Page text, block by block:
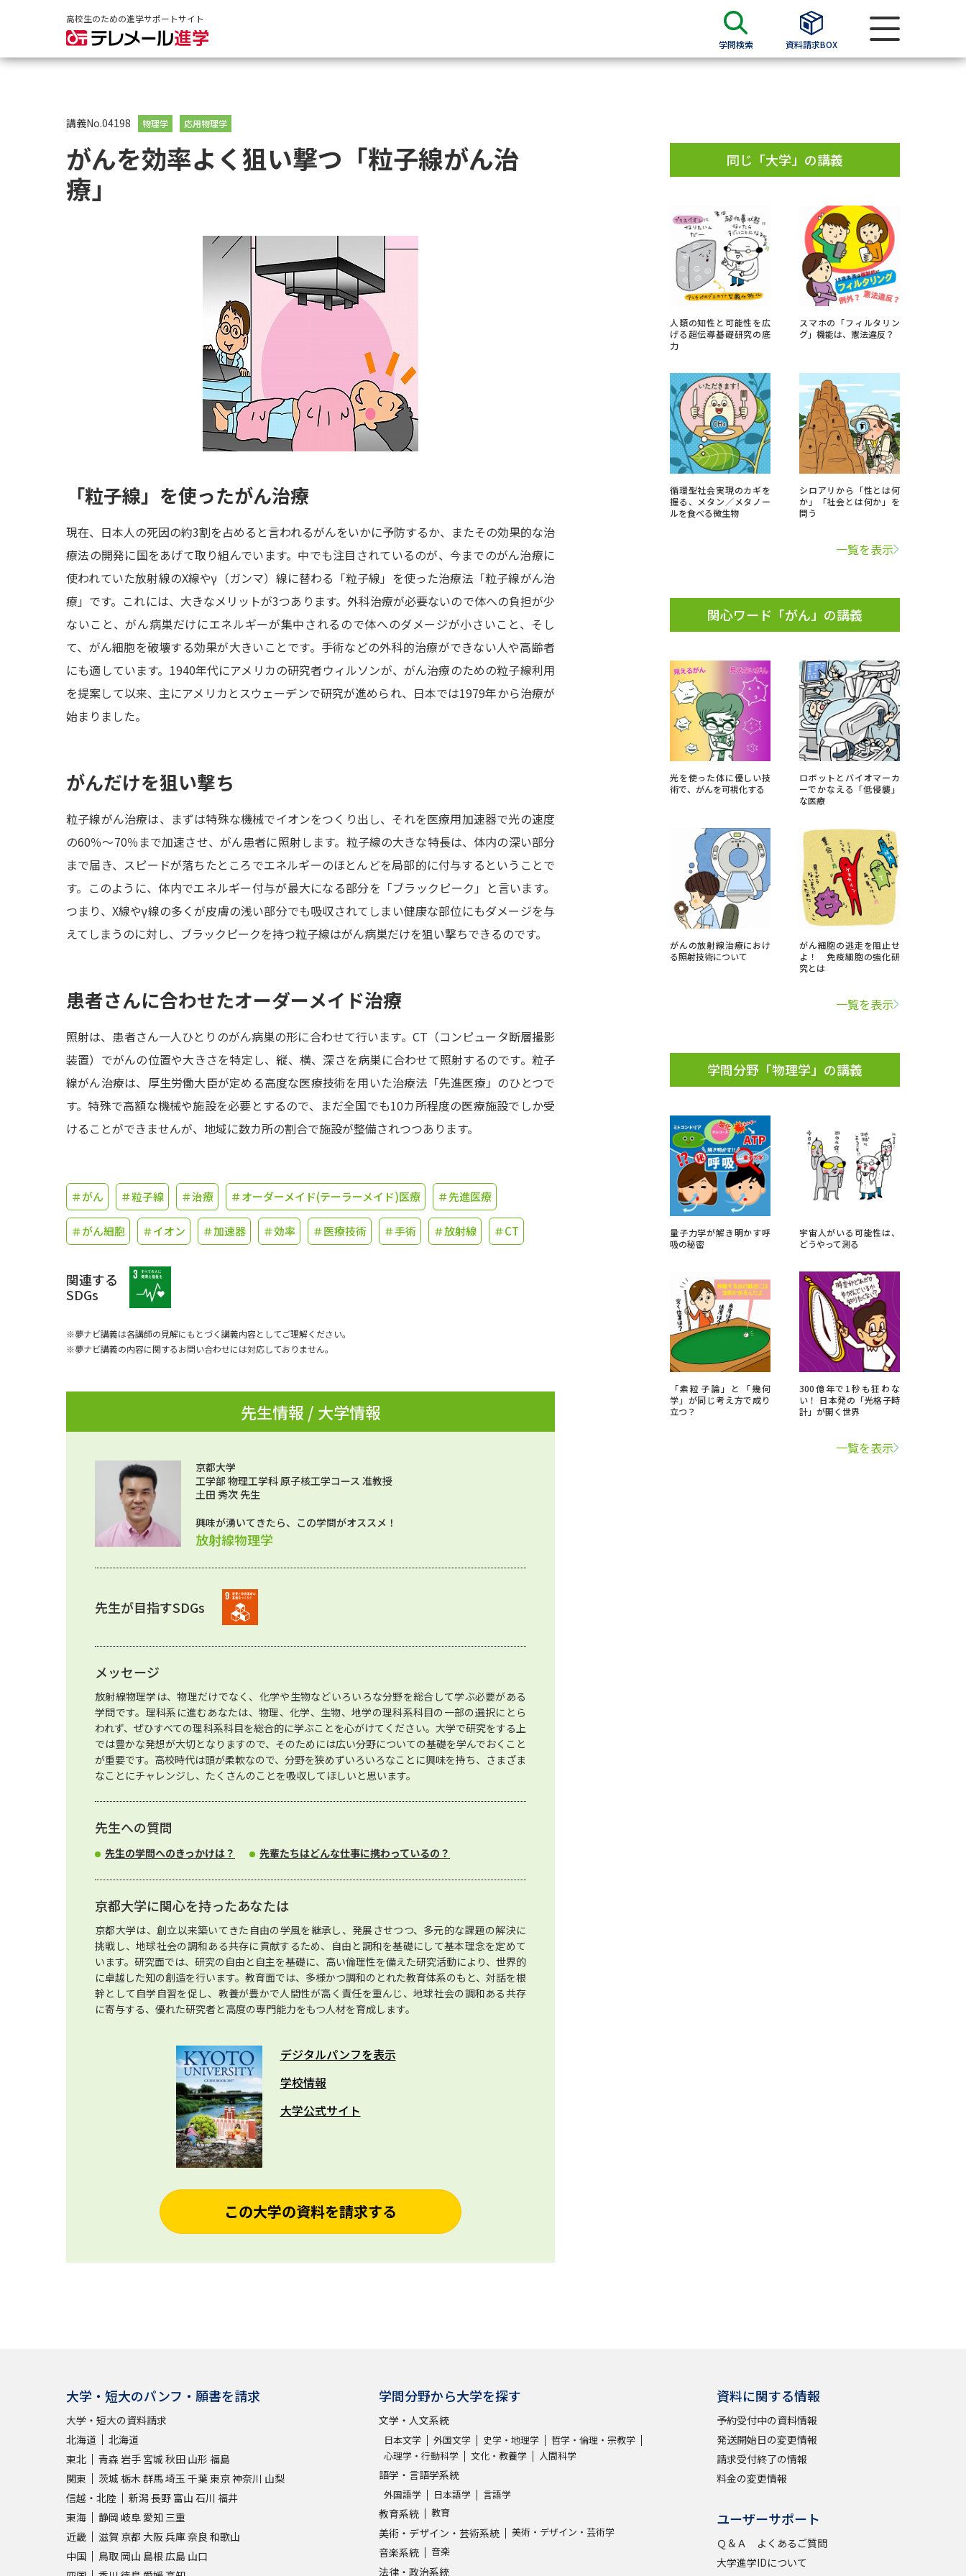
高校生のための進学サポートサイト
学問検索 資料請求BOX
大学・短大の資料種類から請求
大学パンフ
学部・学科パンフ
過去問題集
留学・進学関連、塾・予備校
大学入学共通テスト「受験上の配慮案内」の請求
小学校教員資格認定試験
大学検索
大学で学べる内容や特徴を調べる
新増設大学・学部・学科特集
データサイエンス特集
進路の３択
新学年スタート号特集ページ（高3生用）
新学年スタート号特集ページ（高2生用）
SELFBRAND特集ページ
オープンキャンパスなどを調べる
実施プログラムから探す
受験準備 資料検索
志望校・出願校を調べる
併願校選び 受験スケジュールを立てよう
先輩が入学を決めた理由
テレメール全国一斉進学調査
新生活お役立ちガイド
大学で学びたい学問発見
学問のミニ講義「夢ナビ講義」 学問分野解説 学問の教科書 夢ナビライブ
Ｑ＆Ａ よくあるご質問
このサイトについて
資料の料金のお支払いについて 受付内容・発送状況の確認 テレメール
お支払いサイト
お問合せ先 テレメール進学カタログ 訂正のご案内
講義No.04198 物理学 応用物理学
がんを効率よく狙い撃つ「粒子線がん治
療」
「粒子線」を使ったがん治療
現在、日本人の死因の約3割を占めると言われるがんをいかに予防するか、またその効果的な治
療法の開発に国をあげて取り組んでいます。中でも注目されているのが、今までのがん治療に
使われていた放射線のX線やγ（ガンマ）線に替わる「粒子線」を使った治療法「粒子線がん治
療」です。これには、大きなメリットが3つあります。外科治療が必要ないので体への負担が少
ないこと、がん病巣だけにエネルギーが集中されるので体へのダメージが小さいこと、そし
て、がん細胞を破壊する効果が大きいことです。手術などの外科的治療ができない人や高齢者
にも適しています。1940年代にアメリカの研究者ウィルソンが、がん治療のための粒子線利用
を提案して以来、主にアメリカとスウェーデンで研究が進められ、日本では1979年から治療が
始まりました。
がんだけを狙い撃ち
粒子線がん治療は、まずは特殊な機械でイオンをつくり出し、それを医療用加速器で光の速度
の60％～70％まで加速させ、がん患者に照射します。粒子線の大きな特長は、体内の深い部分
まで届き、スピードが落ちたところでエネルギーのほとんどを局部的に付与するということで
す。このように、体内でエネルギー付与が最大になる部分を「ブラックピーク」と言います。
つまり、X線やγ線の多くが皮膚の浅い部分でも吸収されてしまい健康な部位にもダメージを与
えてしまうのに対し、ブラックピークを持つ粒子線はがん病巣だけを狙い撃ちできるのです。
患者さんに合わせたオーダーメイド治療
照射は、患者さん一人ひとりのがん病巣の形に合わせて行います。CT（コンピュータ断層撮影
装置）でがんの位置や大きさを特定し、縦、横、深さを病巣に合わせて照射するのです。粒子
線がん治療は、厚生労働大臣が定める高度な医療技術を用いた治療法「先進医療」のひとつで
す。特殊で高額な機械や施設を必要とするので、まだ全国でも10カ所程度の医療施設でしか受
けることができませんが、地域に数カ所の割合で施設が整備されつつあります。
＃がん ＃粒子線 ＃治療 ＃オーダーメイド(テーラーメイド)医療 ＃先進医療
＃がん細胞 ＃イオン ＃加速器 ＃効率 ＃医療技術 ＃手術 ＃放射線 ＃CT
関連する
SDGs
※夢ナビ講義は各講師の見解にもとづく講義内容としてご理解ください。
※夢ナビ講義の内容に関するお問い合わせには対応しておりません。
先生情報 / 大学情報
京都大学
工学部 物理工学科 原子核工学コース 准教授
土田 秀次 先生
興味が湧いてきたら、この学問がオススメ！
放射線物理学
先生が目指すSDGs
メッセージ
放射線物理学は、物理だけでなく、化学や生物などいろいろな分野を総合して学ぶ必要がある
学問です。理科系に進むあなたは、物理、化学、生物、地学の理科系科目の一部の選択にとら
われず、ぜひすべての理科系科目を総合的に学ぶことを心がけてください。大学で研究をする上
では豊かな発想が大切となりますので、そのためには広い分野についての基礎を学んでおくこと
が重要です。高校時代は頭が柔軟なので、分野を狭めずいろいろなことに興味を持ち、さまざま
なことにチャレンジし、たくさんのことを吸収してほしいと思います。
先生への質問
先生の学問へのきっかけは？ 先輩たちはどんな仕事に携わっているの？
京都大学に関心を持ったあなたは
京都大学は、創立以来築いてきた自由の学風を継承し、発展させつつ、多元的な課題の解決に
挑戦し、地球社会の調和ある共存に貢献するため、自由と調和を基礎にして基本理念を定めて
います。研究面では、研究の自由と自主を基礎に、高い倫理性を備えた研究活動により、世界的
に卓越した知の創造を行います。教育面では、多様かつ調和のとれた教育体系のもと、対話を根
幹として自学自習を促し、教養が豊かで人間性が高く責任を重んじ、地球社会の調和ある共存
に寄与する、優れた研究者と高度の専門能力をもつ人材を育成します。
デジタルパンフを表示
学校情報
大学公式サイト
この大学の資料を請求する
同じ「大学」の講義
人類の知性と可能性を広
げる超伝導基礎研究の底
力
スマホの「フィルタリン
グ」機能は、憲法違反？
循環型社会実現のカギを
握る、メタン／メタノー
ルを食べる微生物
シロアリから「性とは何
か」「社会とは何か」を
問う
一覧を表示
関心ワード「がん」の講義
光を使った体に優しい技
術で、がんを可視化する
ロボットとバイオマーカ
ーでかなえる「低侵襲」
な医療
がんの放射線治療におけ
る照射技術について
がん細胞の逃走を阻止せ
よ！ 免疫細胞の強化研
究とは
一覧を表示
学問分野「物理学」の講義
量子力学が解き明かす呼
吸の秘密
宇宙人がいる可能性は、
どうやって測る
「素粒子論」と「幾何
学」が同じ考え方で成り
立つ？
300億年で1秒も狂わな
い！ 日本発の「光格子時
計」が開く世界
一覧を表示
大学・短大のパンフ・願書を請求
大学・短大の資料請求
北海道
北海道
東北
青森 岩手 宮城 秋田 山形 福島
関東
茨城 栃木 群馬埼玉 千葉東京神奈川 山梨
信越・北陸
新潟長野 富山 石川 福井
東海
静岡 岐阜 愛知 三重
近畿
滋賀 京都 大阪兵庫奈良 和歌山
中国
鳥取 岡山 島根 広島 山口
学問分野から大学を探す
文学・人文系統
日本文学 外国文学 史学・地理学
哲学・倫理・宗教学
心理学・行動科学
文化・教養学 人間科学
語学・言語学系統
外国語学 日本語学 言語学
教育系統 教育
美術・デザイン・芸術系統 美術・デザイン・芸術学
音楽系統 音楽
法律・政治系統
資料に関する情報
予約受付中の資料情報
発送開始日の変更情報
請求受付終了の情報
料金の変更情報
ユーザーサポート
Ｑ＆Ａ よくあるご質問
大学進学IDについて